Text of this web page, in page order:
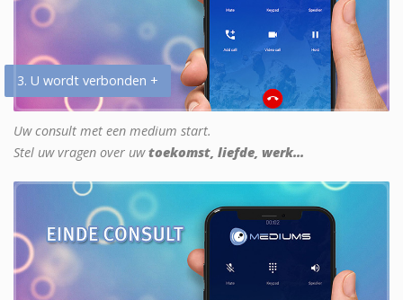
3. U wordt verbonden +
Uw consult met een medium start.
Stel uw vragen over uwtoekomst, liefde, werk...